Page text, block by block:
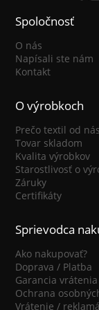
Spoločnosť
O nás
Napísali ste nám
Kontakt
O výrobkoch
Prečo textil od nás
Tovar skladom
Kvalita výrobkov
Starostlivosť o
Záruky
Certifikáty
Sprievodca
Ako nakupovať?
Doprava / Platba
Garancia
Ochrana
Vrátenie /